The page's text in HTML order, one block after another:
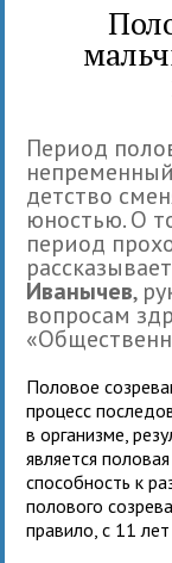
Период
детство
юностью. О
период
рассказывает
Иванычев,
вопросам
Половое
процесс
в организме,
является
способность к
полового
правило, с 11